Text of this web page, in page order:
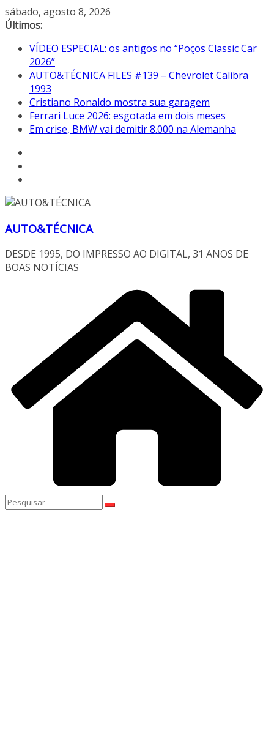
Pular
para
conteúdo
sábado, agosto 8, 2026
Últimos:
VÍDEO ESPECIAL: os antigos no “Poços Classic Car
2026”
AUTO&TÉCNICA FILES #139 – Chevrolet Calibra
1993
Cristiano Ronaldo mostra sua garagem
Ferrari Luce 2026: esgotada em dois meses
Em crise, BMW vai demitir 8.000 na Alemanha
AUTO&TÉCNICA
DESDE 1995, DO IMPRESSO AO DIGITAL, 31 ANOS DE
BOAS NOTÍCIAS